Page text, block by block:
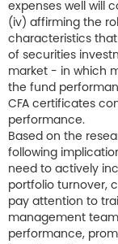
expenses well will
(iv) affirming the
characteristics
of securities
market - in which
the fund
CFA certificates
performance.
Based on the
following
need to actively
portfolio turnover,
pay attention to
management
performance,